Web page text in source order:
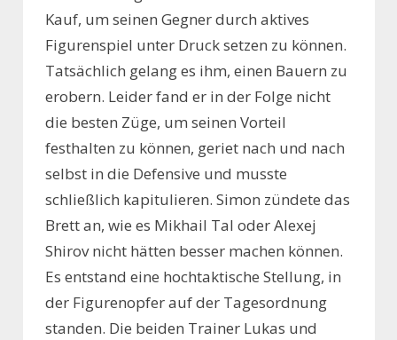
Kauf, um seinen Gegner durch aktives
Figurenspiel unter Druck setzen zu können.
Tatsächlich gelang es ihm, einen Bauern zu
erobern. Leider fand er in der Folge nicht
die besten Züge, um seinen Vorteil
festhalten zu können, geriet nach und nach
selbst in die Defensive und musste
schließlich kapitulieren. Simon zündete das
Brett an, wie es Mikhail Tal oder Alexej
Shirov nicht hätten besser machen können.
Es entstand eine hochtaktische Stellung, in
der Figurenopfer auf der Tagesordnung
standen. Die beiden Trainer Lukas und